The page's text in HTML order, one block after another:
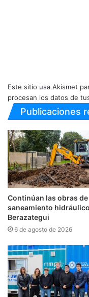
Este sitio usa Akismet
procesan los datos de
Publicaciones
Continúan las obras de
saneamiento
Berazategui
6 de agosto de 2026